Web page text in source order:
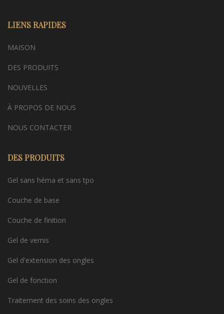
LIENS RAPIDES
MAISON
DES PRODUITS
NOUVELLES
À PROPOS DE NOUS
NOUS CONTACTER
DES PRODUITS
Gel sans héma et sans tpo
Couche de base
Couche de finition
Gel de vernis
Gel d'extension des ongles
Gel de fonction
Traitement des soins des ongles